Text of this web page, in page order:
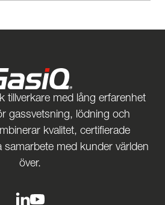
tillverkare med lång erfarenhet
gassvetsning, lödning och
kvalitet, certifierade
med kunder världen
över.